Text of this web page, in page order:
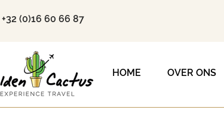
+32 (0)16 60 66 87
HOME OVER ONS